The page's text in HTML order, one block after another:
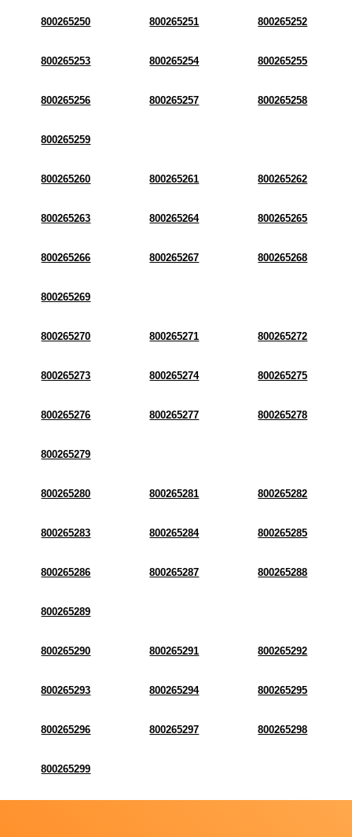
800265250 800265251 800265252
800265253 800265254 800265255
800265256 800265257 800265258
800265259
800265260 800265261 800265262
800265263 800265264 800265265
800265266 800265267 800265268
800265269
800265270 800265271 800265272
800265273 800265274 800265275
800265276 800265277 800265278
800265279
800265280 800265281 800265282
800265283 800265284 800265285
800265286 800265287 800265288
800265289
800265290 800265291 800265292
800265293 800265294 800265295
800265296 800265297 800265298
800265299